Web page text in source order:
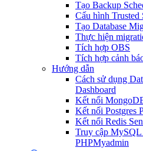
Tạo Backup
Cấu hình Trusted
Tạo Database
Thực hiện
Tích hợp OBS
Tích hợp cảnh
Hướng dẫn
Cách sử dụng
Dashboard
Kết nối
Kết nối Postgres
Kết nối Redis
Truy cập
PHPMyadmin